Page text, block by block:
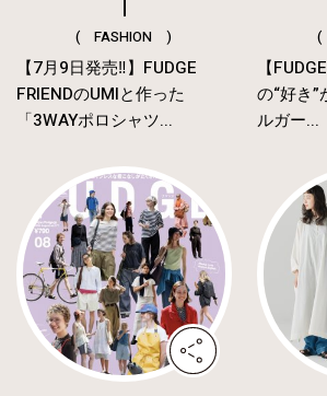
( FASHION )
【7月9日発売‼︎】FUDGE
FRIENDのUMIと作った
「3WAYポロシャツ...
(
【
の“好き
ルガー...